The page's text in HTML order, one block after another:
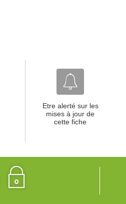
Etre alerté sur les
mises à jour de
cette fiche